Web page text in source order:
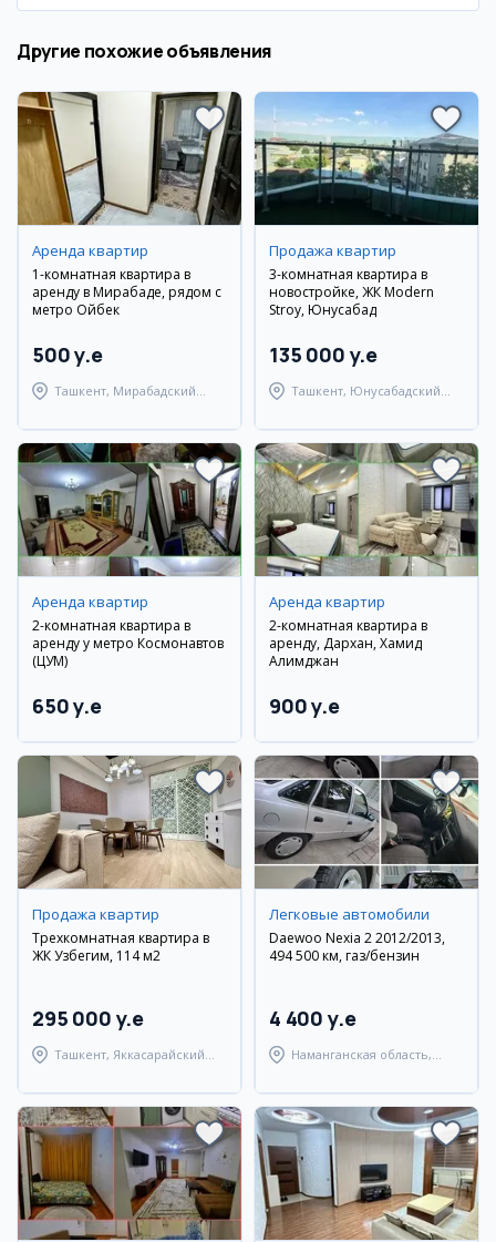
Другие похожие объявления
Аренда квартир
1-комнатная квартира в
аренду в Мирабаде, рядом с
метро Ойбек
500 y.e
Ташкент, Мирабадский
Продажа квартир
3-комнатная квартира в
новостройке, ЖК Modern
Stroy, Юнусабад
135 000 y.e
Ташкент, Юнусабадский
Аренда квартир
2-комнатная квартира в
аренду у метро Космонавтов
(ЦУМ)
650 y.e
Аренда квартир
2-комнатная квартира в
аренду, Дархан, Хамид
Алимджан
900 y.e
Продажа квартир
Трехкомнатная квартира в
ЖК Узбегим, 114 м2
295 000 y.e
Ташкент, Яккасарайский
Легковые автомобили
Daewoo Nexia 2 2012/2013,
494 500 км, газ/бензин
4 400 y.e
Наманганская область,